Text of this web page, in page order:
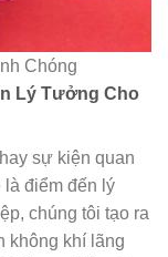
Chóng
Lý Tưởng Cho
sự kiện quan
điểm đến lý
chúng tôi tạo ra
không khí lãng